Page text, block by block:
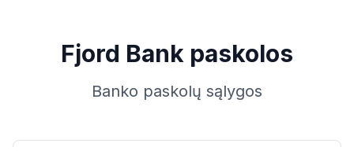
Fjord Bank paskolos
Banko paskolų sąlygos